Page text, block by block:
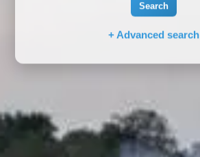
Search
+ Advanced search